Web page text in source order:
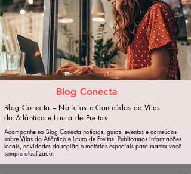
Blog Conecta
Blog Conecta – Notícias e Conteúdos de Vilas
do Atlântico e Lauro de Freitas
Acompanhe no Blog Conecta notícias, guias, eventos e conteúdos
sobre Vilas do Atlântico e Lauro de Freitas. Publicamos informações
locais, novidades da região e matérias especiais para manter você
sempre atualizado.